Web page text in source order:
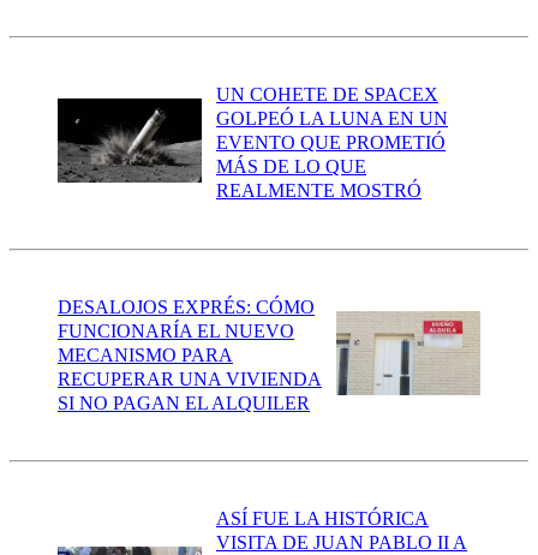
UN COHETE DE SPACEX
GOLPEÓ LA LUNA EN UN
EVENTO QUE PROMETIÓ
MÁS DE LO QUE
REALMENTE MOSTRÓ
DESALOJOS EXPRÉS: CÓMO
FUNCIONARÍA EL NUEVO
MECANISMO PARA
RECUPERAR UNA VIVIENDA
SI NO PAGAN EL ALQUILER
ASÍ FUE LA HISTÓRICA
VISITA DE JUAN PABLO II A